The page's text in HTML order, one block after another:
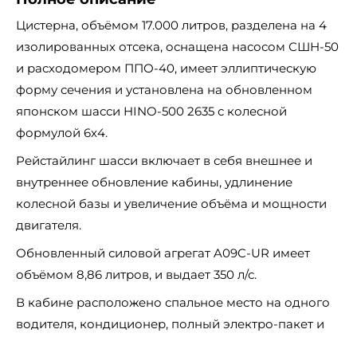
Цистерна, объёмом 17.000 литров, разделена на 4
изолированных отсека, оснащена насосом СШН-50
и расходомером ППО-40, имеет эллиптическую
форму сечения и установлена на обновленном
японском шасси HINO-500 2635 с колесной
формулой 6х4.
Рейстайлинг шасси включает в себя внешнее и
внутреннее обновление кабины, удлинение
колесной базы и увеличение объёма и мощности
двигателя.
Обновленный силовой агрегат A09C-UR имеет
объёмом 8,86 литров, и выдает 350 л/с.
В кабине расположено спальное место на одного
водителя, кондиционер, полный электро-пакет и